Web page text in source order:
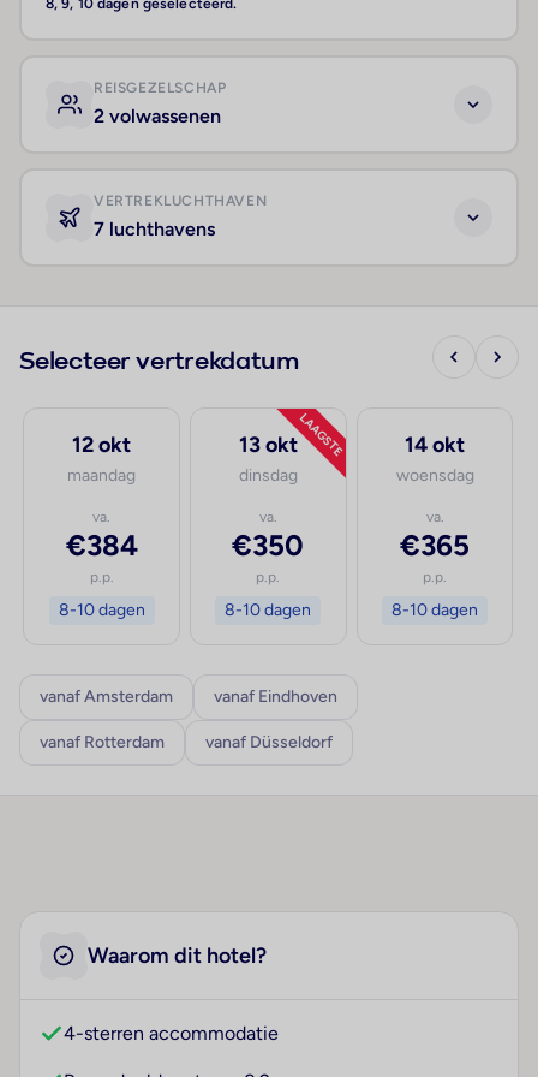
8, 9, 10 dagen geselecteerd.
REISGEZELSCHAP
2 volwassenen
VERTREKLUCHTHAVEN
7 luchthavens
Selecteer vertrekdatum
12 okt
maandag
va.
€384
p.p.
8-10 dagen
LAAGSTE
13 okt
dinsdag
va.
€350
p.p.
8-10 dagen
14 okt
woensdag
va.
€365
p.p.
8-10 dagen
vanaf Amsterdam vanaf Eindhoven
vanaf Rotterdam vanaf Düsseldorf
Waarom dit hotel?
4-sterren accommodatie